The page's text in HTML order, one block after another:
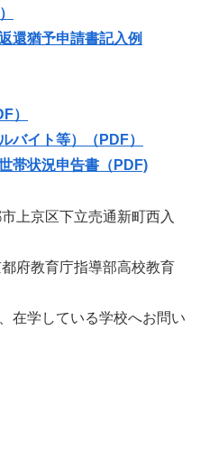
還猶予申請書記入例
）
バイト等）（PDF）
帯状況申告書（PDF)
上京区下立売通新町西入
導部高校教育
在学している学校へお問い